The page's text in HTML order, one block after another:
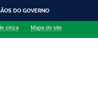
DO GOVERNO
cinza Mapa do site